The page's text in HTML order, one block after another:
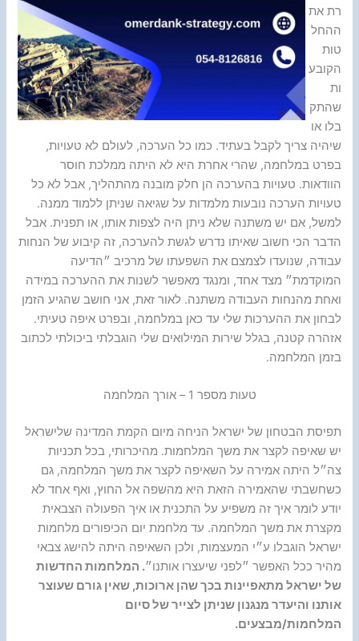
רת את
ההחל
טות
הקובע
ות
שהתק
בלו או
שיהיה צריך לקבל בעתיד. כמו כל הערכה, לעולם לא טעויות,
בפרט במלחמה, שהרי אחרת היא לא היתה ממלכת חוסר
הוודאות. טעויות בהערכה הן חלק מובנה מהתהליך, אבל לא כל
טעויות הערכה נובעות מלמדות על שגיאה שניתן ללמוד ממנה.
למשל, אם יש משתנה שלא ניתן היה לצפות אותו, או תפנית. אבל
הדבר הכי חשוב שאיתו נדרש לגשת להערכה, זה קיבוע של הנחות
עבודה, שנועדו לצמצם את השפעתו של מרכיב ״הדיעה
המוקדמת״ מצד אחד, ומנגד מאפשר לשנות את ההערכה במידה
ואחת מהנחות העבודה משתנה. לאור זאת, אני חושב שהגיע הזמן
לבחון את ההערכות שלי עד כאן במלחמה, ובפרט איפה טעיתי.
אזהרה קטנה, בגלל שירות המילואים שלי הוגבלתי ביכולתי לכתוב
בזמן המלחמה.
טעות מספר 1 – אורך המלחמה
תפיסת הבטחון של ישראל הניחה מיום הקמת המדינה שלישראל
יש שאיפה לקצר את משך המלחמות. מהיכרותי, בכל תכניות
צה״ל היתה אמירה על השאיפה לקצר את משך המלחמה, גם
כשחשבתי שהאמירה הזאת היא מהשפה אל החוץ, ואף אחד לא
יודע לומר איך זה משפיע על התכנית או איך הפעולה הצבאית
מקצרת את משך המלחמה. עד מלחמת יום הכיפורים מלחמות
ישראל הוגבלו ע״י המעצמות, ולכן השאיפה היתה להישג צבאי
מהיר ככל האפשר ״לפני שיעצרו אותנו״. המלחמות החדשות
של ישראל מתאפיינות בכך שהן ארוכות, שאין גורם שעוצר
אותנו והיעדר מנגנון שניתן לצייר של סיום
המלחמות/מבצעים.